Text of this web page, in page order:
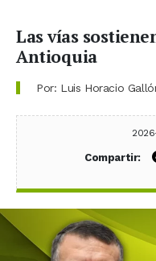
Las vías
Antioquia
Por: Luis Horacio
Compartir: